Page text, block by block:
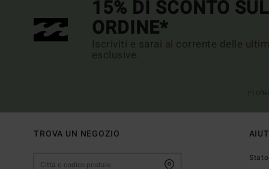
15% DI SCONTO
ORDINE*
Iscriviti e sarai al corrente delle
esclusive.
TROVA UN NEGOZIO